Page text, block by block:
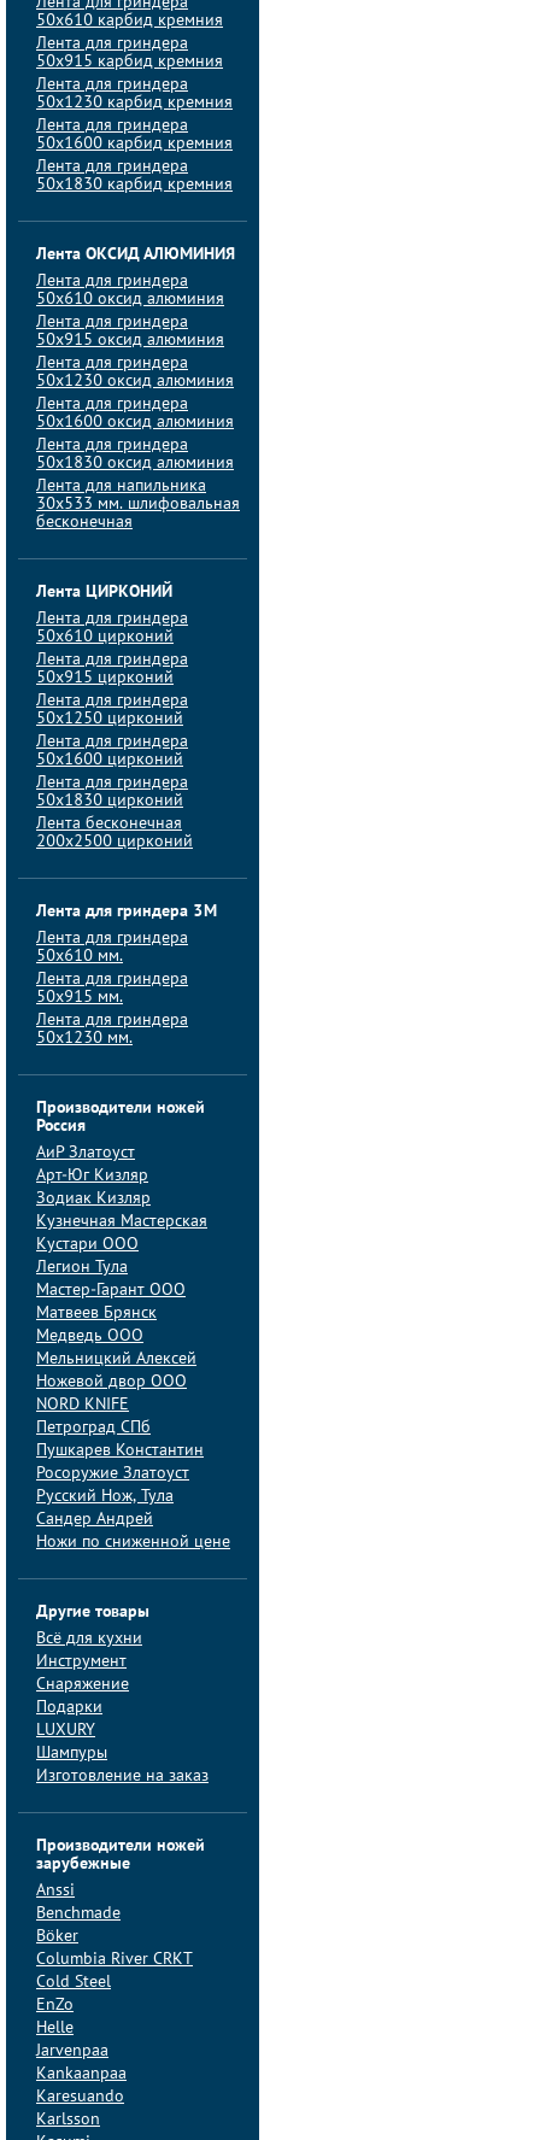
50х610 карбид кремния
Лента для гриндера
50х915 карбид кремния
Лента для гриндера
50х1230 карбид кремния
Лента для гриндера
50х1600 карбид кремния
Лента для гриндера
50х1830 карбид кремния
Лента ОКСИД АЛЮМИНИЯ
Лента для гриндера
50х610 оксид алюминия
Лента для гриндера
50х915 оксид алюминия
Лента для гриндера
50х1230 оксид алюминия
Лента для гриндера
50х1600 оксид алюминия
Лента для гриндера
50х1830 оксид алюминия
Лента для напильника
30х533 мм. шлифовальная
бесконечная
Лента ЦИРКОНИЙ
Лента для гриндера
50х610 цирконий
Лента для гриндера
50х915 цирконий
Лента для гриндера
50х1250 цирконий
Лента для гриндера
50х1600 цирконий
Лента для гриндера
50x1830 цирконий
Лента бесконечная
200х2500 цирконий
Лента для гриндера 3M
Лента для гриндера
50x610 мм.
Лента для гриндера
50x915 мм.
Лента для гриндера
50x1230 мм.
Производители ножей
Россия
АиP Златоуст
Арт-Юг Кизляр
Зодиак Кизляр
Кузнечная Мастерская
Кустари ООО
Легион Тула
Мастер-Гарант ООО
Матвеев Брянск
Медведь ООО
Мельницкий Алексей
Ножевой двор ООО
NORD KNIFE
Петроград СПб
Пушкарев Константин
Росоружие Златоуст
Русский Нож, Тула
Сандер Андрей
Ножи по сниженной цене
Другие товары
Всё для кухни
Инструмент
Снаряжение
Подарки
LUXURY
Шампуры
Изготовление на заказ
Производители ножей
зарубежные
Anssi
Benchmade
Böker
Columbia River CRKT
Cold Steel
EnZo
Helle
Jarvenpaa
Kankaanpaa
Karesuando
Karlsson